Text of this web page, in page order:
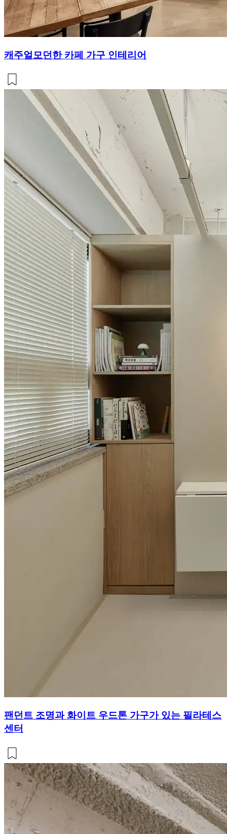
캐주얼모던한 카페 가구 인테리어
팬던트 조명과 화이트 우드톤 가구가 있는 필라테스
센터